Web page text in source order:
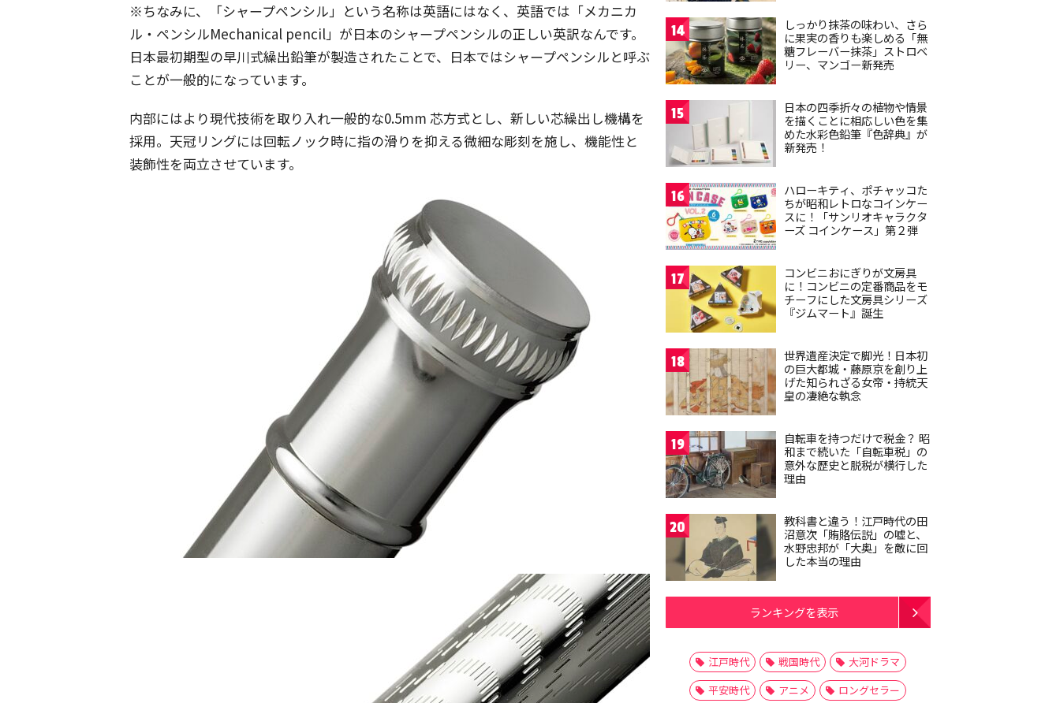
※ちなみに、「シャープペンシル」という名称は英語にはなく、英語では「メカニカ
ル・ペンシルMechanical pencil」が日本のシャープペンシルの正しい英訳なんです。
日本最初期型の早川式繰出鉛筆が製造されたことで、日本ではシャープペンシルと呼ぶ
ことが一般的になっています。
内部にはより現代技術を取り入れ一般的な0.5mm 芯方式とし、新しい芯繰出し機構を
採用。天冠リングには回転ノック時に指の滑りを抑える微細な彫刻を施し、機能性と
装飾性を両立させています。
14
しっかり抹茶の味わい、さら
に果実の香りも楽しめる「無
糖フレーバー抹茶」ストロベ
リー、マンゴー新発売
15
日本の四季折々の植物や情景
を描くことに相応しい色を集
めた水彩色鉛筆『色辞典』が
新発売！
16
ハローキティ、ポチャッコた
ちが昭和レトロなコインケー
スに！「サンリオキャラクタ
ーズ コインケース」第２弾
17
コンビニおにぎりが文房具
に！コンビニの定番商品をモ
チーフにした文房具シリーズ
『ジムマート』誕生
18
世界遺産決定で脚光！日本初
の巨大都城・藤原京を創り上
げた知られざる女帝・持統天
皇の凄絶な執念
19
自転車を持つだけで税金？ 昭
和まで続いた「自転車税」の
意外な歴史と脱税が横行した
理由
20
教科書と違う！江戸時代の田
沼意次「賄賂伝説」の嘘と、
水野忠邦が「大奥」を敵に回
した本当の理由
ランキングを表示
江戸時代 戦国時代
大河ドラマ
平安時代
アニメ
ロングセラー